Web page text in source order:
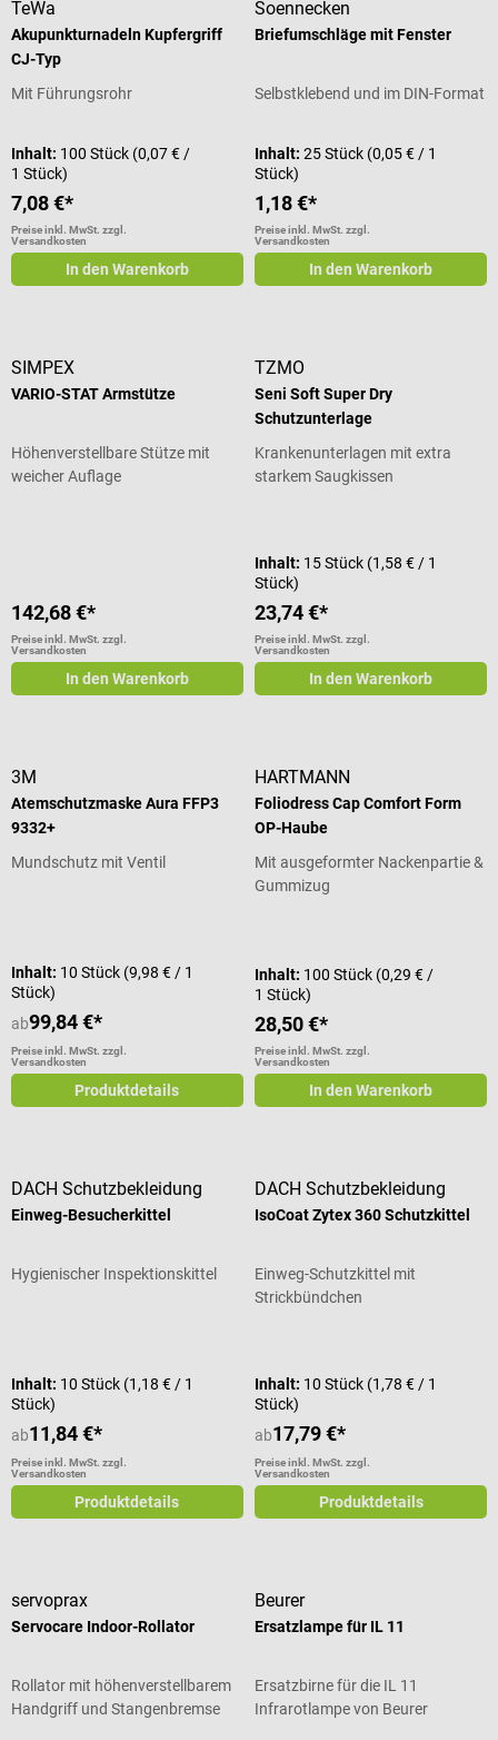
TeWa
Akupunkturnadeln Kupfergriff
CJ-Typ
Mit Führungsrohr
Inhalt: 100 Stück (0,07 € /
1 Stück)
7,08 €*
Preise inkl. MwSt. zzgl.
Versandkosten
In den Warenkorb
Soennecken
Briefumschläge mit Fenster
Selbstklebend und im DIN-Format
Inhalt:25 Stück (0,05 € / 1
Stück)
1,18 €*
Preise inkl. MwSt. zzgl.
Versandkosten
In den Warenkorb
SIMPEX
VARIO-STAT Armstütze
Höhenverstellbare Stütze mit
weicher Auflage
142,68 €*
Preise inkl. MwSt. zzgl.
Versandkosten
In den Warenkorb
TZMO
Seni Soft Super Dry
Schutzunterlage
Krankenunterlagen mit extra
starkem Saugkissen
Inhalt: 15 Stück (1,58 € / 1
Stück)
23,74 €*
Preise inkl. MwSt. zzgl.
Versandkosten
In den Warenkorb
3M
Atemschutzmaske Aura FFP3
9332+
Mundschutz mit Ventil
Inhalt: 10 Stück (9,98 € / 1
Stück)
ab99,84 €*
Preise inkl. MwSt. zzgl.
Versandkosten
Produktdetails
HARTMANN
Foliodress Cap Comfort Form
OP-Haube
Mit ausgeformter Nackenpartie &
Gummizug
Inhalt: 100 Stück (0,29 € /
1 Stück)
28,50 €*
Preise inkl. MwSt. zzgl.
Versandkosten
In den Warenkorb
DACH Schutzbekleidung
Einweg-Besucherkittel
Hygienischer Inspektionskittel
Inhalt: 10 Stück (1,18 € / 1
Stück)
ab11,84 €*
Preise inkl. MwSt. zzgl.
Versandkosten
Produktdetails
DACH Schutzbekleidung
IsoCoat Zytex 360 Schutzkittel
Einweg-Schutzkittel mit
Strickbündchen
Inhalt: 10 Stück (1,78 € / 1
Stück)
ab17,79 €*
Preise inkl. MwSt. zzgl.
Versandkosten
Produktdetails
servoprax
Servocare Indoor-Rollator
Rollator mit höhenverstellbarem
Handgriff und Stangenbremse
Beurer
Ersatzlampe für IL 11
Ersatzbirne für die IL 11
Infrarotlampe von Beurer